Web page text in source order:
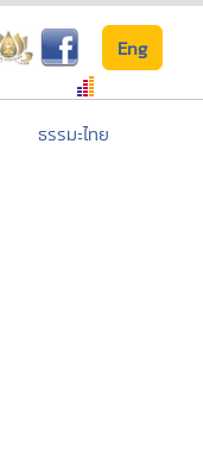
Eng
ธรรมะไทย